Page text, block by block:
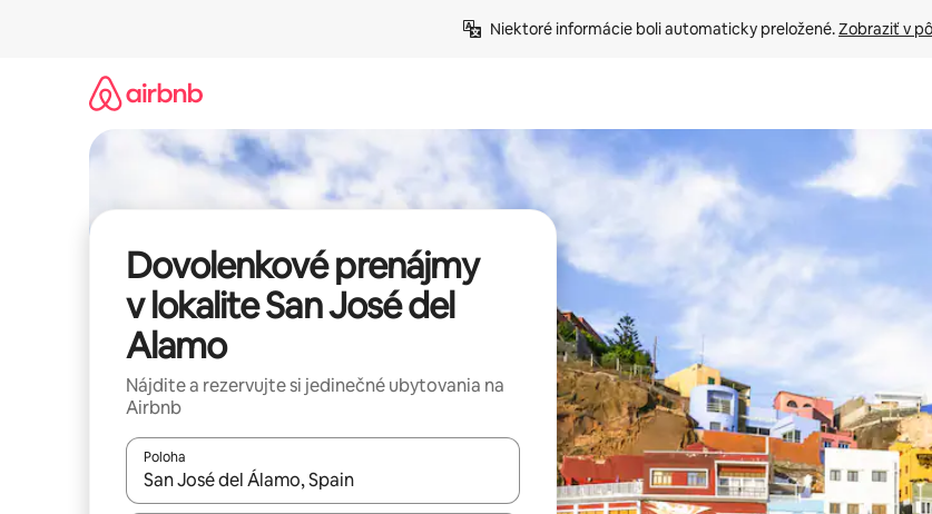
Niektoré informácie boli automaticky preložené. Zobraziť v
Dovolenkové prenájmy
v lokalite San José del
Alamo
Nájdite a rezervujte si jedinečné ubytovania na
Airbnb
Poloha
Keď budú výsledky k dispozícii, môžete si ich prechádzať pomocou klávesov so šípkami nahor a nadol alebo